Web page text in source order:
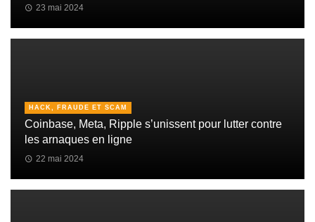
23 mai 2024
HACK, FRAUDE ET SCAM
Coinbase, Meta, Ripple s’unissent pour lutter contre
les arnaques en ligne
22 mai 2024